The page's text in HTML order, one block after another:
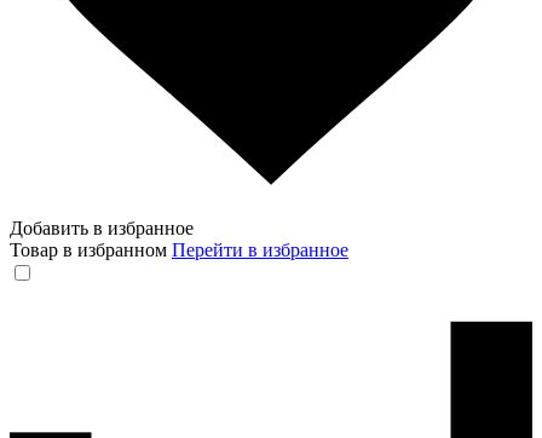
Добавить в избранное
Товар в избранном Перейти в избранное